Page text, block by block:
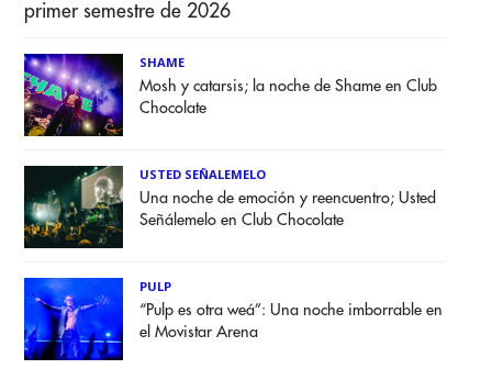
primer semestre de 2026
SHAME
Mosh y catarsis; la noche de Shame en Club
Chocolate
USTED SEÑALEMELO
Una noche de emoción y reencuentro; Usted
Señálemelo en Club Chocolate
PULP
“Pulp es otra weá”: Una noche imborrable en
el Movistar Arena